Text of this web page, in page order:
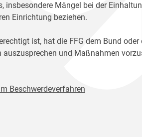
insbesondere Mängel bei der
Einrichtung beziehen.
ist, hat die FFG dem Bund
und Maßnahmen
Beschwerdeverfahren